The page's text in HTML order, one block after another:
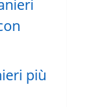
più